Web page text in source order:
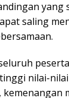
yang
saling
nilai-